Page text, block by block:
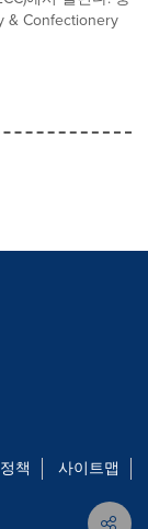
& Confectionery
책
사이트맵